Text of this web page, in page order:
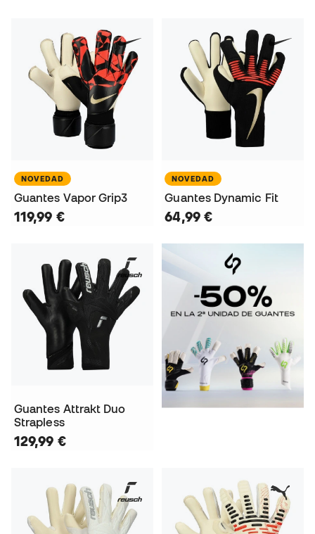
NOVEDAD
Guantes Vapor Grip3
119,99 €
NOVEDAD
Guantes Dynamic Fit
64,99 €
Guantes Attrakt Duo
Strapless
129,99 €